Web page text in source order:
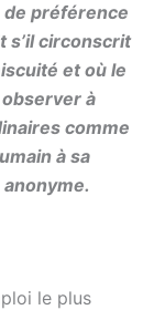
préférence
s’il circonscrit
etoù le
à
comme
à sa
le plus